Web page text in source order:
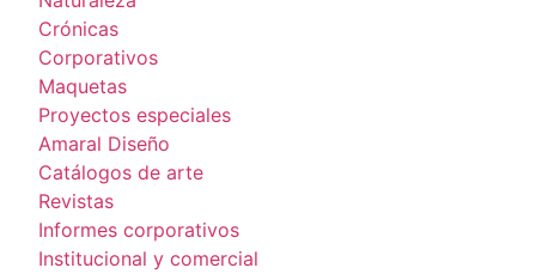
Crónicas
Corporativos
Maquetas
Proyectos especiales
Amaral Diseño
Catálogos de arte
Revistas
Informes corporativos
Institucional y comercial